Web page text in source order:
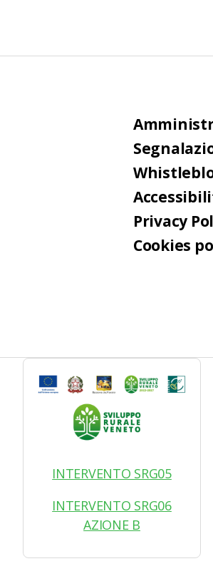
Privacy
Cookies
INTERVENTO SRG05
INTERVENTO SRG06
AZIONE B